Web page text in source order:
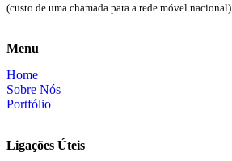
(custo de uma chamada para a rede móvel nacional)
Menu
Home
Sobre Nós
Portfólio
Ligações Úteis